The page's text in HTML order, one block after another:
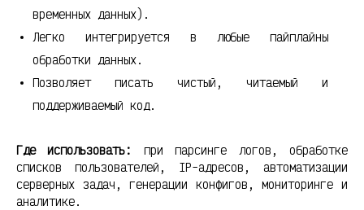
временных данных).
Легко интегрируется в любые пайплайны
обработки данных.
Позволяет писать чистый, читаемый и
поддерживаемый код.
Где использовать:
при парсинге логов, обработке
списков пользователей, IP-адресов, автоматизации
серверных задач, генерации конфигов, мониторинге и
аналитике.